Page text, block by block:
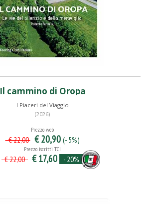
Il cammino di Oropa
I Piaceri del Viaggio
(2026)
Prezzo web
€ 22,00 € 20,90 (- 5%)
Prezzo iscritti TCI
€ 22,00 € 17,60 - 20%